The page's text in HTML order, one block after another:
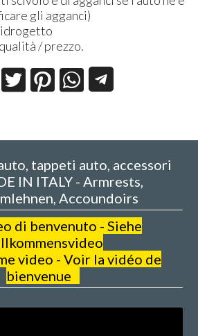
gli agganci)
idrogetto
/ prezzo.
tappeti auto, accessori
IN ITALY - Armrests,
Accoundoirs
di benvenuto - Siehe
video - Voir la vidéo de
bienvenue